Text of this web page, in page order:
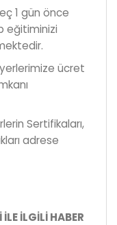
1 gün önce
eğitiminizi
ücret
Sertifikaları,
adrese
İLGİLİ HABER